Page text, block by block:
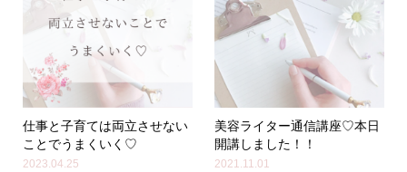
仕事と子育ては両立させない
ことでうまくいく♡
2023.04.25
美容ライター通信講座♡本日
開講しました！！
2021.11.01